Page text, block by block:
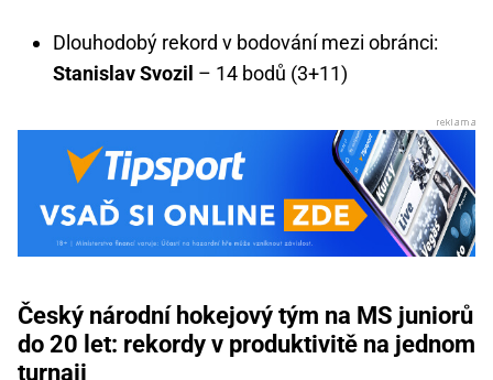
Dlouhodobý rekord v bodování mezi obránci:
Stanislav Svozil – 14 bodů (3+11)
Český národní hokejový tým na MS juniorů
do 20 let: rekordy v produktivitě na jednom
turnaji